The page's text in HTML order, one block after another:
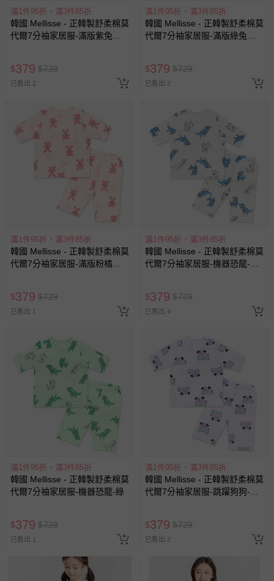
滿1件95折，滿3件85折
韓國 Mellisse - 正韓製舒柔棉莫
代爾7分袖家居服-滿版紫兔兔-
$379 $729
已售出 2
滿1件95折，滿3件85折
韓國 Mellisse - 正韓製舒柔棉莫
代爾7分袖家居服-滿版綠兔兔-
$379 $729
已售出 2
滿1件95折，滿3件85折
韓國 Mellisse - 正韓製舒柔棉莫
代爾7分袖家居服-滿版粉橘兔
$379 $729
已售出 1
滿1件95折，滿3件85折
韓國 Mellisse - 正韓製舒柔棉莫
代爾7分袖家居服-機器恐龍-淺
$379 $729
已售出 4
滿1件95折，滿3件85折
韓國 Mellisse - 正韓製舒柔棉莫
代爾7分袖家居服-機器恐龍-綠
$379 $729
已售出 1
滿1件95折，滿3件85折
韓國 Mellisse - 正韓製舒柔棉莫
代爾7分袖家居服-跳躍狗狗-淺
$379 $729
已售出 2